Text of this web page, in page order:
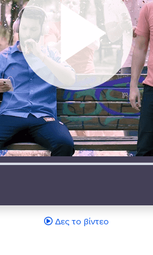
Δες το βίντεο